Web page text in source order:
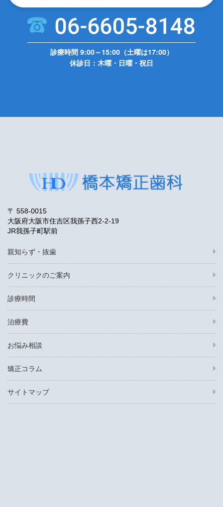
診療時間 9:00～15:00（土曜は17:00）
休診日：木曜・日曜・祝日
〒 558-0015
大阪府大阪市住吉区我孫子西2-2-19
JR我孫子町駅前
親知らず・抜歯
クリニックのご案内
診療時間
治療費
お悩み相談
矯正コラム
サイトマップ